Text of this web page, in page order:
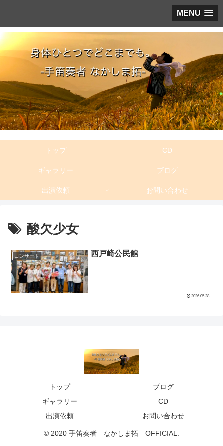
MENU
トップ CD
ギャラリー ブログ
出演依頼 お問い合わせ
酸欠少女
コンサート 西戸崎公民館
2026.05.28
トップ
ブログ
ギャラリー
CD
出演依頼
お問い合わせ
© 2020 手笛奏者 なかしま拓 OFFICIAL.